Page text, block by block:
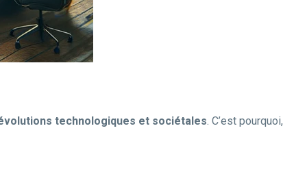
technologiques et sociétales. C’est pourquoi,